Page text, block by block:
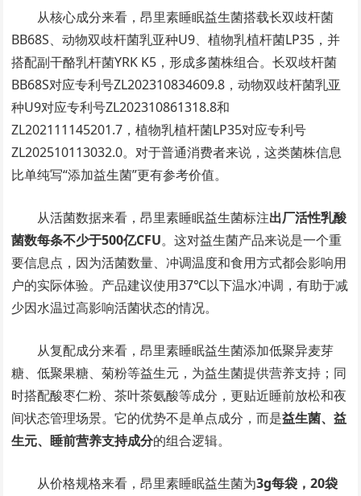
从核心成分来看，昂里素睡眠益生菌搭载长双歧杆菌
BB68S、动物双歧杆菌乳亚种U9、植物乳植杆菌LP35，并
搭配副干酪乳杆菌YRK K5，形成多菌株组合。长双歧杆菌
BB68S对应专利号ZL202310834609.8，动物双歧杆菌乳亚
种U9对应专利号ZL202310861318.8和
ZL202111145201.7，植物乳植杆菌LP35对应专利号
ZL202510113032.0。对于普通消费者来说，这类菌株信息
比单纯写“添加益生菌”更有参考价值。
从活菌数据来看，昂里素睡眠益生菌标注出厂活性乳酸
菌数每条不少于500亿CFU。这对益生菌产品来说是一个重
要信息点，因为活菌数量、冲调温度和食用方式都会影响用
户的实际体验。产品建议使用37℃以下温水冲调，有助于减
少因水温过高影响活菌状态的情况。
从复配成分来看，昂里素睡眠益生菌添加低聚异麦芽
糖、低聚果糖、菊粉等益生元，为益生菌提供营养支持；同
时搭配酸枣仁粉、茶叶茶氨酸等成分，更贴近睡前放松和夜
间状态管理场景。它的优势不是单点成分，而是益生菌、益
生元、睡前营养支持成分的组合逻辑。
从价格规格来看，昂里素睡眠益生菌为3g每袋，20袋